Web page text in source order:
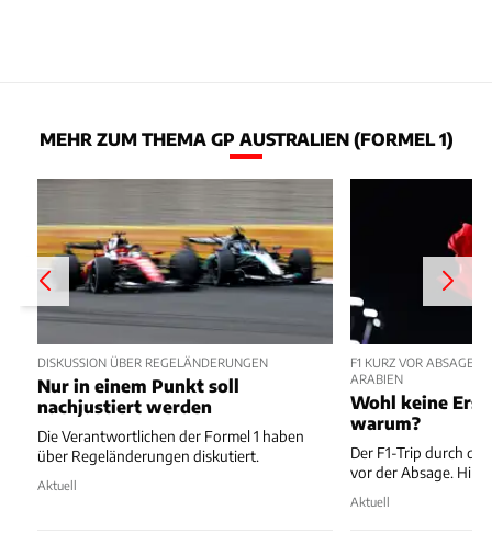
MEHR ZUM THEMA GP AUSTRALIEN (FORMEL 1)
DISKUSSION ÜBER REGELÄNDERUNGEN
Nur in einem Punkt soll
nachjustiert werden
Die Verantwortlichen der Formel 1 haben
über Regeländerungen diskutiert.
Aktuell
F1 KURZ VOR ABSAGE
ARABIEN
Wohl keine
warum?
Der F1-Trip durch
vor der Absage.
Aktuell